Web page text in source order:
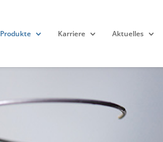
Produkte Karriere Aktuelles